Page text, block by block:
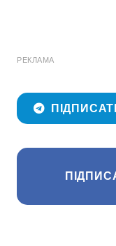
РЕКЛАМА